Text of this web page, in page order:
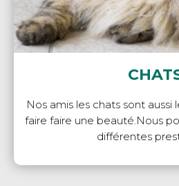
Nos amis les chats sont aussi
faire faire une beauté.Nous
différentes